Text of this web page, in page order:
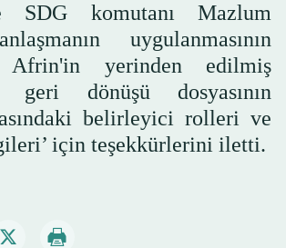
SDG komutanı Mazlum
uygulanmasının
yerinden edilmiş
geri dönüşü dosyasının
belirleyici rolleri ve
için teşekkürlerini iletti.